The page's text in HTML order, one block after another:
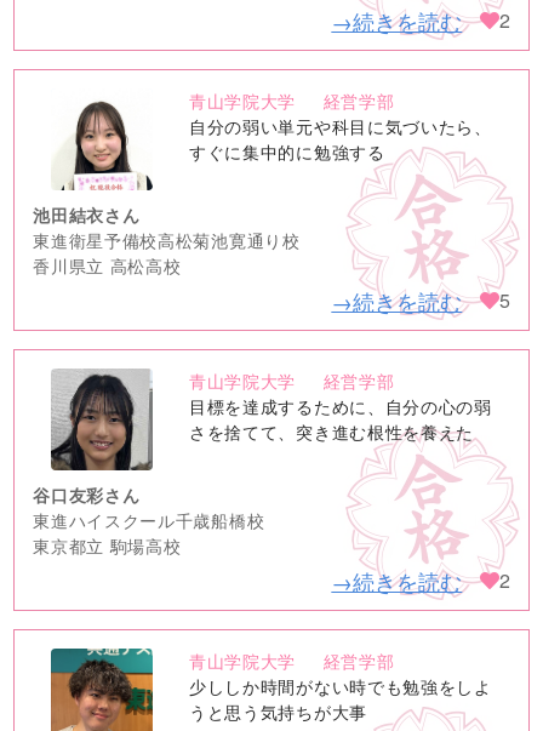
→続きを読む 2
no
image
青山学院大学
経営学部
自分の弱い単元や科目に気づいたら、
すぐに集中的に勉強する
池田結衣さん
東進衛星予備校高松菊池寛通り校
香川県立 高松高校
→続きを読む 5
no
image
青山学院大学
経営学部
目標を達成するために、自分の心の弱
さを捨てて、突き進む根性を養えた
谷口友彩さん
東進ハイスクール千歳船橋校
東京都立 駒場高校
→続きを読む 2
no
image
青山学院大学
経営学部
少ししか時間がない時でも勉強をしよ
うと思う気持ちが大事